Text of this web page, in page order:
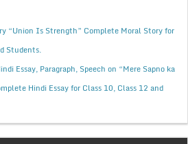
“Union Is Strength” Complete Moral Story for
Students.
Essay, Paragraph, Speech on “Mere Sapno ka
Hindi Essay for Class 10, Class 12 and